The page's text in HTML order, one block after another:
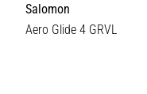
Salomon
Aero Glide 4 GRVL